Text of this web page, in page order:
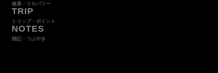
健康・リカバリー
TRIP
トリップ・ポイント
NOTES
雑記・つぶやき